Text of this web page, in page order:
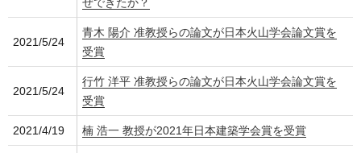
ぜできたか？
2021/5/24
青木 陽介 准教授らの論文が日本火山学会論文賞を
受賞
2021/5/24
行竹 洋平 准教授らの論文が日本火山学会論文賞を
受賞
2021/4/19 楠 浩一 教授が2021年日本建築学会賞を受賞